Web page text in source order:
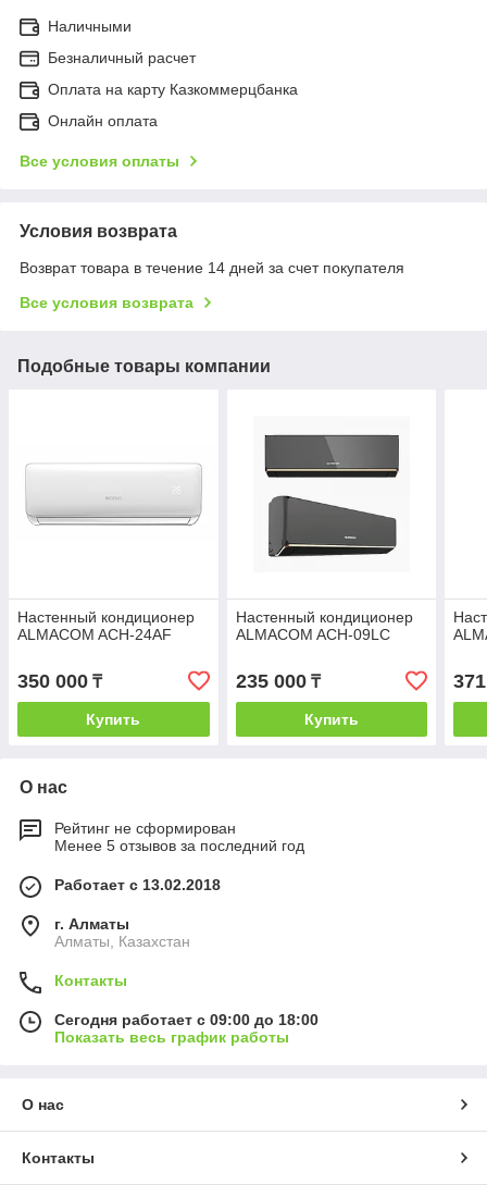
Наличными
Безналичный расчет
Оплата на карту Казкоммерцбанка
Онлайн оплата
Все условия оплаты
Условия возврата
Возврат товара в течение 14 дней за счет покупателя
Все условия возврата
Подобные товары компании
Настенный кондиционер
ALMACOM ACH-24AF
350 000 ₸
Купить
Настенный кондиционер
ALMACOM ACH-09LC
235 000₸
Купить
О нас
Рейтинг не сформирован
Менее 5 отзывов за последний год
Работает с 13.02.2018
г. Алматы
Алматы, Казахстан
Контакты
Сегодня работает с 09:00 до 18:00
Показать весь график работы
О нас
Контакты